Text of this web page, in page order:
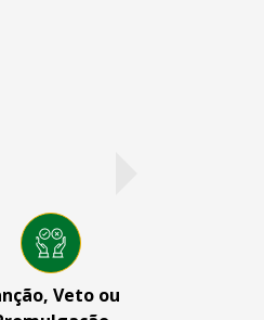
Veto ou